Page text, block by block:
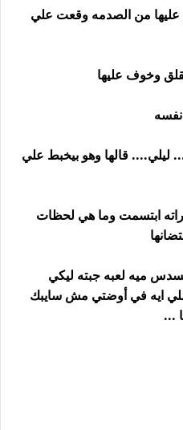
من الصدمه وقعت علي
وخوف عليها
ليلي.... قالها وهو بيخبط علي
ابتسمت وما هي لحظات
ميه لعبه جبته ليكي
ايه في أوضتي مش سايبك
...